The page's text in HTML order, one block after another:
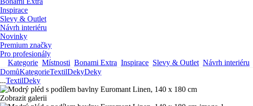
Inspirace
Slevy & Outlet
Návrh interiéru
Novinky
Premium značky
Pro profesionály
Kategorie Místnosti Bonami Extra Inspirace Slevy & Outlet Návrh interiéru
DomůKategorieTextilDekyDeky
...TextilDeky
Zobrazit galerii